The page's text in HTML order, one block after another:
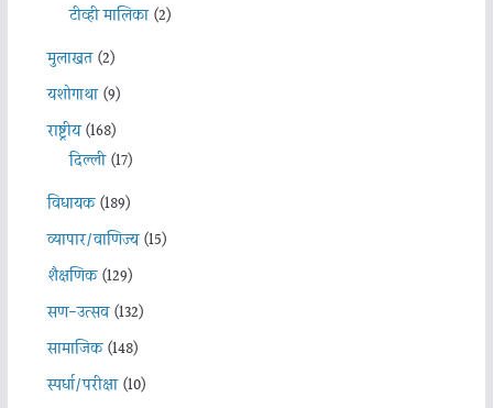
टीव्ही मालिका(2)
मुलाखत(2)
यशोगाथा(9)
राष्ट्रीय(168)
दिल्ली(17)
विधायक(189)
व्यापार/वाणिज्य(15)
शैक्षणिक(129)
सण-उत्सव(132)
सामाजिक(148)
स्पर्धा/परीक्षा(10)